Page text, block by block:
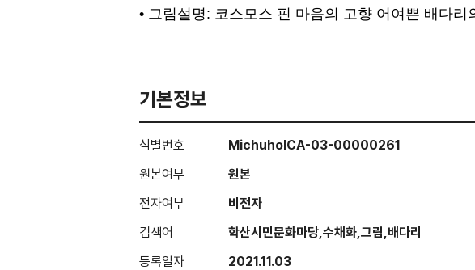
• 그림설명: 코스모스 핀 마음의 고향 어여쁜 배다리
기본정보
식별번호
MichuholCA-03-00000261
원본여부
원본
전자여부
비전자
검색어
학산시민문화마당,수채화,그림,배다리
등록일자
2021.11.03